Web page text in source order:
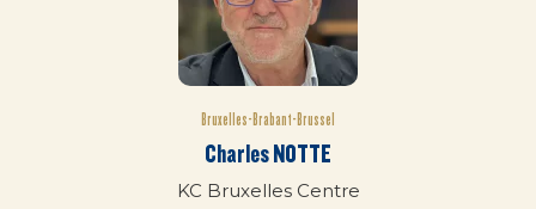
Bruxelles-Brabant-Brussel
Charles NOTTE
KC Bruxelles Centre